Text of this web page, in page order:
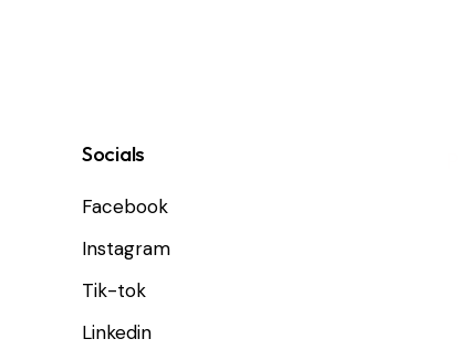
Socials
Facebook
Instagram
Tik-tok
Linkedin